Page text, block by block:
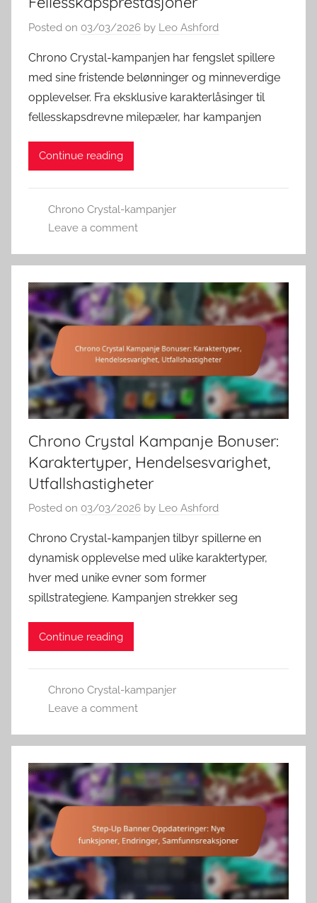
Posted on 03/03/2026 by Leo Ashford
Chrono Crystal-kampanjen har fengslet spillere
med sine fristende belønninger og minneverdige
opplevelser. Fra eksklusive karakterlåsinger til
fellesskapsdrevne milepæler, har kampanjen
Continue reading
Chrono Crystal-kampanjer
Leave a comment
Chrono Crystal Kampanje Bonuser:
Karaktertyper, Hendelsesvarighet,
Utfallshastigheter
Posted on 03/03/2026 by Leo Ashford
Chrono Crystal-kampanjen tilbyr spillerne en
dynamisk opplevelse med ulike karaktertyper,
hver med unike evner som former
spillstrategiene. Kampanjen strekker seg
Continue reading
Chrono Crystal-kampanjer
Leave a comment